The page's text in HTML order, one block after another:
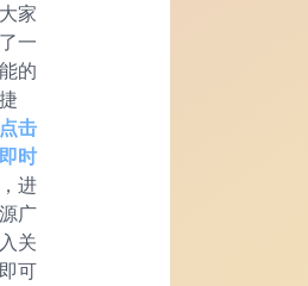
家
一
的
点击
即时
，进
广
关
可